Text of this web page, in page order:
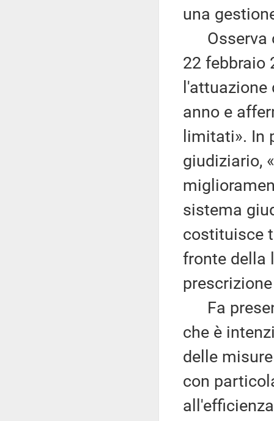
una
Osserva
22 febbraio
anno e
limitati». In
giudiziario,
sistema
costituisce
fronte della
Fa
che è
delle
con